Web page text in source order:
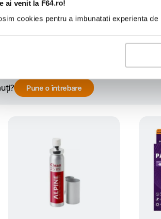
ai venit la F64.ro!
cookies pentru a imbunatati experienta
Pune o întrebare